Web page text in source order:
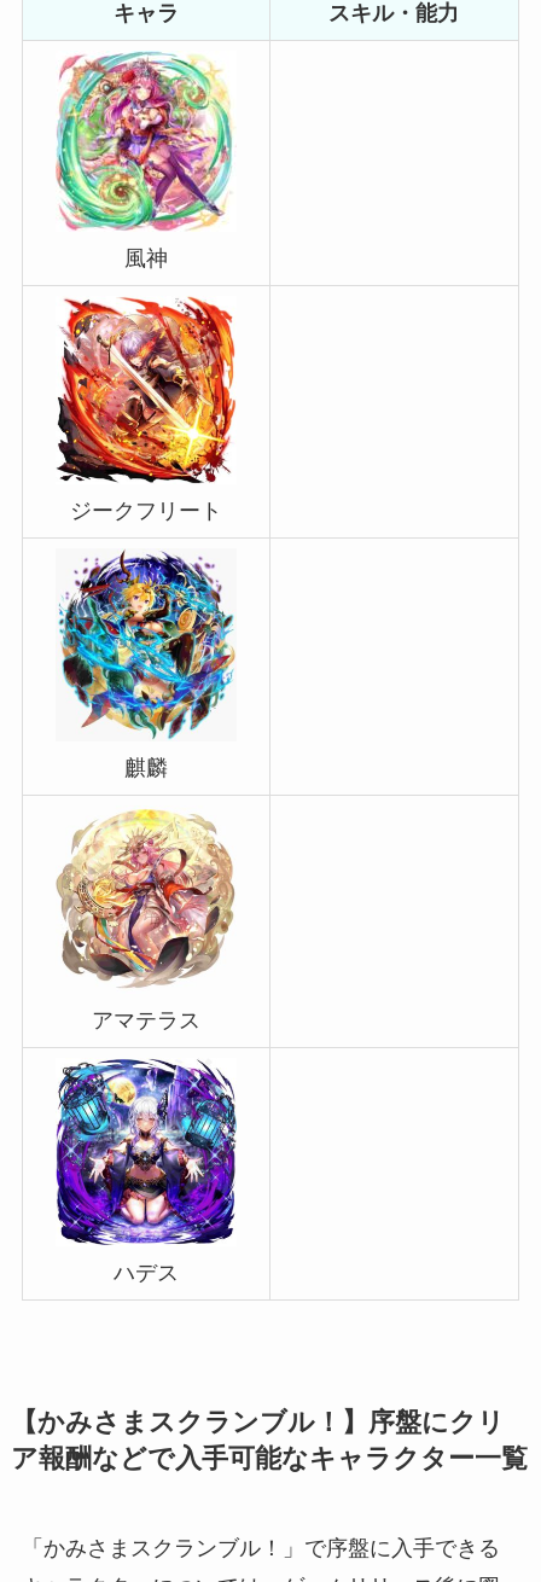
キャラ スキル・能力
風神
ジークフリート
麒麟
アマテラス
ハデス
【かみさまスクランブル！】序盤にクリ
ア報酬などで入手可能なキャラクター一覧
「かみさまスクランブル！」で序盤に入手できる